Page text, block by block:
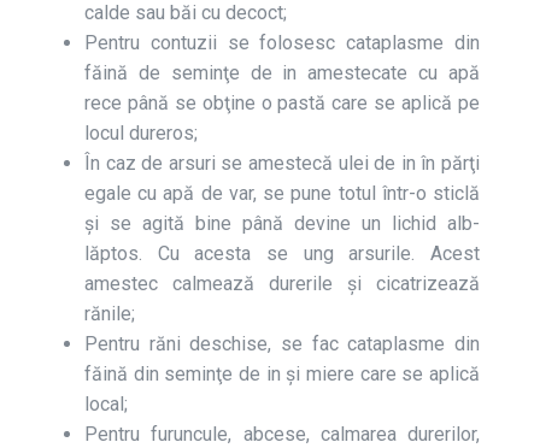
calde sau băi cu decoct;
Pentru contuzii se folosesc cataplasme din
făină de seminţe de in amestecate cu apă
rece până se obţine o pastă care se aplică pe
locul dureros;
În caz de arsuri se amestecă ulei de in în părţi
egale cu apă de var, se pune totul într-o sticlă
şi se agită bine până devine un lichid alb-
lăptos. Cu acesta se ung arsurile. Acest
amestec calmează durerile şi cicatrizează
rănile;
Pentru răni deschise, se fac cataplasme din
făină din seminţe de in şi miere care se aplică
local;
Pentru furuncule, abcese, calmarea durerilor,